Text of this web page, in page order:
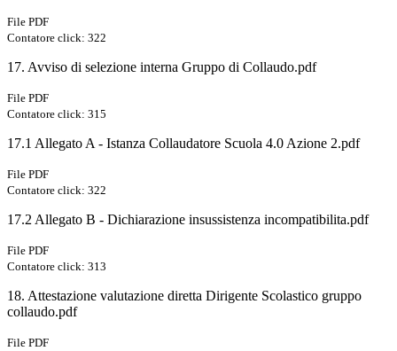
File PDF
Contatore click: 322
17. Avviso di selezione interna Gruppo di Collaudo.pdf
File PDF
Contatore click: 315
17.1 Allegato A - Istanza Collaudatore Scuola 4.0 Azione 2.pdf
File PDF
Contatore click: 322
17.2 Allegato B - Dichiarazione insussistenza incompatibilita.pdf
File PDF
Contatore click: 313
18. Attestazione valutazione diretta Dirigente Scolastico gruppo
collaudo.pdf
File PDF